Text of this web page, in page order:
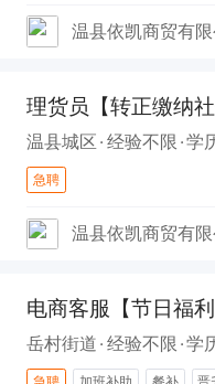
温县依凯商贸有限
理货员【转正缴纳
温县城区 经验不限 学
急聘
温县依凯商贸有限
电商客服【节日福
岳村街道 经验不限 学